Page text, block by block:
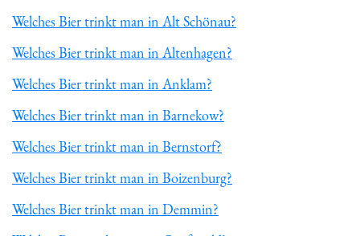
Welches Bier trinkt man in Alt Schönau?
Welches Bier trinkt man in Altenhagen?
Welches Bier trinkt man in Anklam?
Welches Bier trinkt man in Barnekow?
Welches Bier trinkt man in Bernstorf?
Welches Bier trinkt man in Boizenburg?
Welches Bier trinkt man in Demmin?